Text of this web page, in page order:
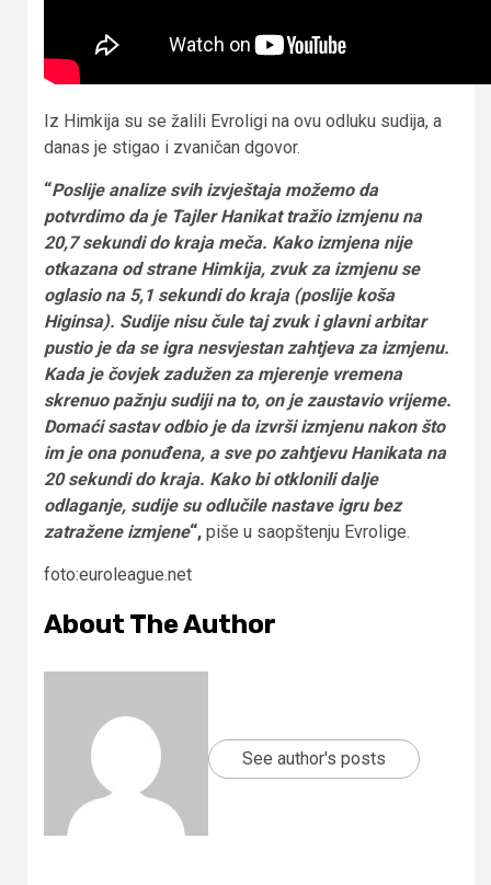
Iz Himkija su se žalili Evroligi na ovu odluku sudija, a
danas je stigao i zvaničan dgovor.
“Poslije analize svih izvještaja možemo da
potvrdimo da je Tajler Hanikat tražio izmjenu na
20,7 sekundi do kraja meča. Kako izmjena nije
otkazana od strane Himkija, zvuk za izmjenu se
oglasio na 5,1 sekundi do kraja (poslije koša
Higinsa). Sudije nisu čule taj zvuk i glavni arbitar
pustio je da se igra nesvjestan zahtjeva za izmjenu.
Kada je čovjek zadužen za mjerenje vremena
skrenuo pažnju sudiji na to, on je zaustavio vrijeme.
Domaći sastav odbio je da izvrši izmjenu nakon što
im je ona ponuđena, a sve po zahtjevu Hanikata na
20 sekundi do kraja. Kako bi otklonili dalje
odlaganje, sudije su odlučile nastave igru bez
zatražene izmjene“, piše u saopštenju Evrolige.
foto:euroleague.net
About The Author
See author's posts